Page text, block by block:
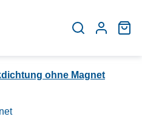
ohne Magnet